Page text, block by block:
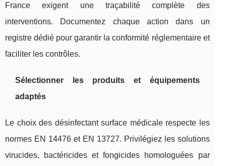
France exigent une traçabilité complète des
interventions. Documentez chaque action dans un
registre dédié pour garantir la conformité réglementaire et
faciliter les contrôles.
Sélectionner les produits et équipements
adaptés
Le choix des désinfectant surface médicale respecte les
normes EN 14476 et EN 13727. Privilégiez les solutions
virucides, bactéricides et fongicides homologuées par